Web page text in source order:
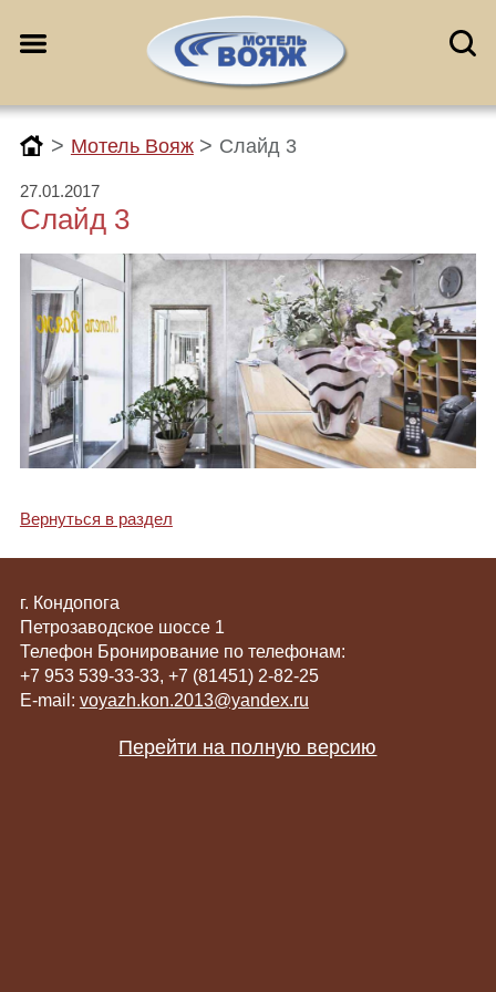
> Мотель Вояж > Слайд 3
27.01.2017
Слайд 3
Вернуться в раздел
г. Кондопога
Петрозаводское шоссе 1
Телефон Бронирование по телефонам:
+7 953 539-33-33, +7 (81451) 2-82-25
E-mail: voyazh.kon.2013@yandex.ru
Перейти на полную версию